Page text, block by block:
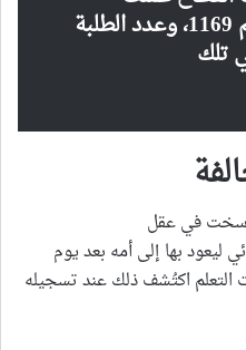
مع 1889، تحسن منهم 1169، وعدد الطلبة
تلك
رسخت في عقل
ليعود بها إلى أمه بعد يوم
اكتُشف ذلك عند تسجيله